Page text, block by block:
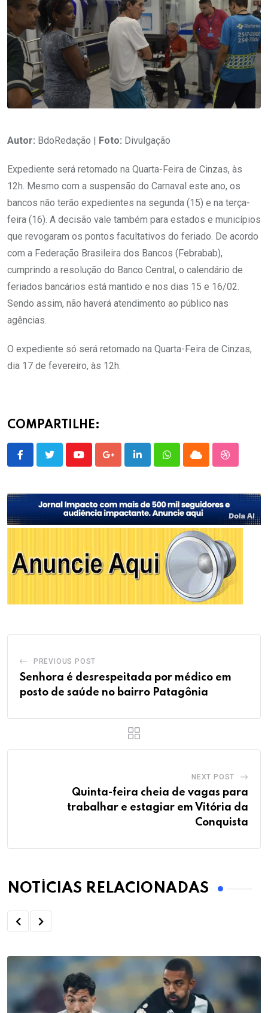
Autor: BdoRedação | Foto: Divulgação
Expediente será retomado na Quarta-Feira de Cinzas, às
12h. Mesmo com a suspensão do Carnaval este ano, os
bancos não terão expedientes na segunda (15) e na terça-
feira (16). A decisão vale também para estados e municípios
que revogaram os pontos facultativos do feriado. De acordo
com a Federação Brasileira dos Bancos (Febrabab),
cumprindo a resolução do Banco Central, o calendário de
feriados bancários está mantido e nos dias 15 e 16/02.
Sendo assim, não haverá atendimento ao público nas
agências.
O expediente só será retomado na Quarta-Feira de Cinzas,
dia 17 de fevereiro, às 12h.
COMPARTILHE:
YoutubeGoogle+LinkedInWhatsappCloud
PREVIOUS POST
Senhora é desrespeitada por médico em
posto de saúde no bairro Patagônia
NEXT POST
Quinta-feira cheia de vagas para
trabalhar e estagiar em Vitória da
Conquista
NOTÍCIAS RELACIONADAS